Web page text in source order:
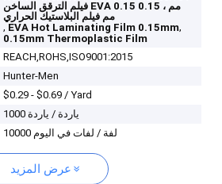
فيلم الترقق الساخن EVA 0.15 مم ، 0.15
مم فيلم البلاستيك الحراري
, EVA Hot Laminating Film 0.15mm,
0.15mm Thermoplastic Film
REACH,ROHS,ISO9001:2015
Hunter-Men
$0.29 - $0.69 / Yard
1000 ياردة / ياردة
10000 لفة / لفات في اليوم
عرض المزيد